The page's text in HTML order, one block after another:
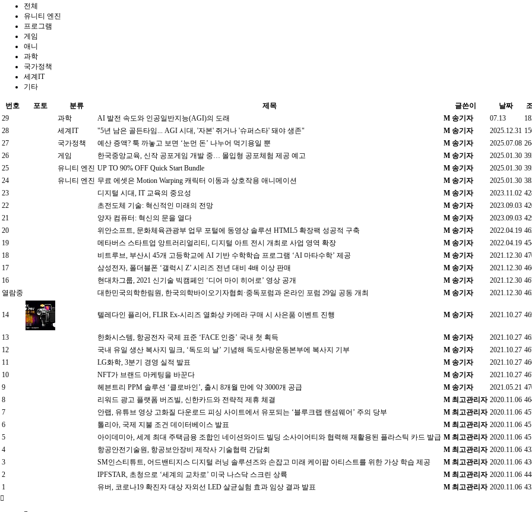
전체
유니티 엔진
프로그램
게임
애니
과학
국가정책
세계IT
기타
번호 포토 분류 제목 글쓴이 날짜
29
과학 AI 발전 속도와 인공일반지능(AGI)의 도래 M 송기자 07.13
28
세계IT "5년 남은 골든타임... AGI 시대, '자본' 쥐거나 '슈퍼스타' 돼야 생존" M 송기자 2025.12.31
27
국가정책 예산 증액? 툭 까놓고 보면 ‘눈먼 돈’ 나누어 먹기용일 뿐 M 송기자 2025.07.08
26
게임 한국중앙교육, 신작 공포게임 개발 중… 몰입형 공포체험 제공 예고 M 송기자 2025.01.30
25
유니티 엔진 UP TO 90% OFF Quick Start Bundle M 송기자 2025.01.30
24
유니티 엔진 무료 에셋은 Motion Warping 캐릭터 이동과 상호작용 애니메이션 M 송기자 2025.01.30
23
디지털 시대, IT 교육의 중요성 M 송기자 2023.11.02
22
초전도체 기술: 혁신적인 미래의 전망 M 송기자 2023.09.03
21
양자 컴퓨터: 혁신의 문을 열다 M 송기자 2023.09.03
20
위안소프트, 문화체육관광부 업무 포털에 동영상 솔루션 HTML5 확장팩 성공적 구축 M 송기자 2022.04.19
19
메타버스 스타트업 앙트러리얼리티, 디지털 아트 전시 개최로 사업 영역 확장 M 송기자 2022.04.19
18
비트루브, 부산시 45개 고등학교에 AI 기반 수학학습 프로그램 ‘AI 마타수학’ 제공 M 송기자 2021.12.30
17
삼성전자, 폴더블폰 ‘갤럭시 Z’ 시리즈 전년 대비 4배 이상 판매 M 송기자 2021.12.30
16
현대차그룹, 2021 신기술 빅캠페인 ‘디어 마이 히어로’ 영상 공개 M 송기자 2021.12.30
열람중
대한민국의학한림원, 한국의학바이오기자협회·중독포럼과 온라인 포럼 29일 공동 개최 M 송기자 2021.12.30
14 텔레다인 플리어, FLIR Ex-시리즈 열화상 카메라 구매 시 사은품 이벤트 진행 M 송기자 2021.10.27
13 한화시스템, 항공전자 국제 표준 ‘FACE 인증’ 국내 첫 획득 M 송기자 2021.10.27
12
국내 유일 생산 복사지 밀크, ‘독도의 날’ 기념해 독도사랑운동본부에 복사지 기부 M 송기자 2021.10.27
11
LG화학, 3분기 경영 실적 발표 M 송기자 2021.10.27
10
NFT가 브랜드 마케팅을 바꾼다 M 송기자 2021.10.27
9
헤븐트리 PPM 솔루션 ‘클로바인’, 출시 8개월 만에 약 3000개 공급 M 송기자 2021.05.21
8
리워드 광고 플랫폼 버즈빌, 신한카드와 전략적 제휴 체결 M 최고관리자 2020.11.06
7
안랩, 유튜브 영상 고화질 다운로드 피싱 사이트에서 유포되는 ‘블루크랩 랜섬웨어’ 주의 당부 M 최고관리자 2020.11.06
6
톨리아, 국제 지불 조건 데이터베이스 발표 M 최고관리자 2020.11.06
5
아이데미아, 세계 최대 주택금융 조합인 네이션와이드 빌딩 소사이어티와 협력해 재활용된 플라스틱 카드 발급 M 최고관리자 2020.11.06
4
항공안전기술원, 항공보안장비 제작사 기술협력 간담회 M 최고관리자 2020.11.06
3
SM인스티튜트, 어드밴티지스 디지털 러닝 솔루션즈와 손잡고 미래 케이팝 아티스트를 위한 가상 학습 제공 M 최고관리자 2020.11.06
2
IPFSTAR, 초청으로 ‘세계의 교차로’ 미국 나스닥 스크린 상륙 M 최고관리자 2020.11.06
1
유버, 코로나19 확진자 대상 자외선 LED 살균실험 효과 임상 결과 발표 M 최고관리자 2020.11.06